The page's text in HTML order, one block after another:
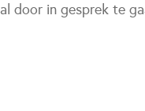
door in gesprek te